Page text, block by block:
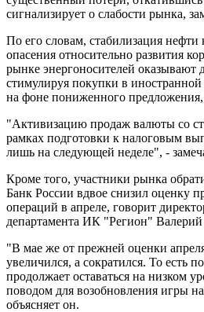
сигнализирует о слабости рынка,
По его словам, стабилизация
опасения относительно развития
рынке энергоносителей оказывают
стимулируя покупки в
на фоне пониженного предложения,
"Активизацию продаж валюты со
рамках подготовки к налоговым
лишь на следующей неделе", -
Кроме того, участники рынка
Банк России вдвое снизил оценку
операций в апреле, говорит
департамента ИК "Регион" Валерий
"В мае же от прежней оценки
увеличился, а сократился. То есть
продолжает оставаться на низком
поводом для возобновления игры
объясняет он.